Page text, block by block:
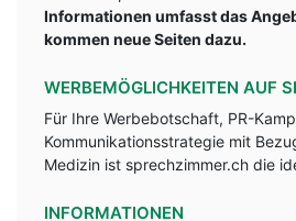
Informationen umfasst das
kommen neue Seiten dazu.
WERBEMÖGLICHKEITEN AUF
Für Ihre Werbebotschaft, PR-
Kommunikationsstrategie mit
Medizin ist sprechzimmer.ch die
INFORMATIONEN